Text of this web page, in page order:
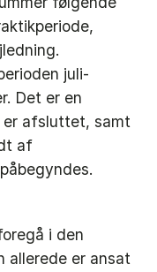
juli-
Det er en
afsluttet, samt
af
i den
allerede er ansat